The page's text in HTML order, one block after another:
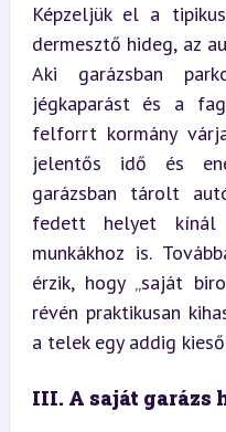
Képzeljük el a
dermesztő hideg, az
Aki garázsban
jégkaparást és a
felforrt kormány
jelentős idő és
garázsban tárolt
fedett helyet kínál
munkákhoz is.
érzik, hogy „saját
révén praktikusan
a telek egy addig
III. A saját garázs